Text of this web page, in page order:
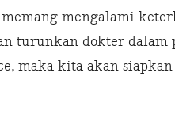
mengalami
turunkan dokter dalam
maka kita akan